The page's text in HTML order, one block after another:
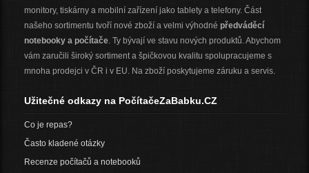
monitory, tiskárny a mobilní zařízení jako tablety a telefony. Část
našeho sortimentu tvoří nové zboží a velmi výhodné předváděcí
notebooky a počítače. Ty bývají ve stavu nových produktů. Abychom
vám zaručili široký sortiment a špičkovou kvalitu spolupracujeme s
mnoha prodejci v ČR i v EU. Na zboží poskytujeme záruku a servis.
Užitečné odkazy na PočítačeZaBabku.CZ
Co je repas?
Často kladené otázky
Recenze počítačů a notebooků